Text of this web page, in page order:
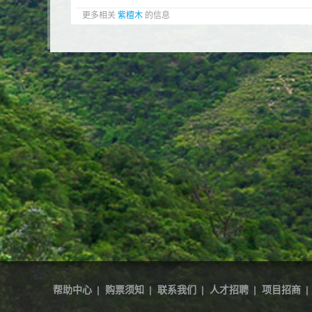
更多相关 紫檀木 的信息
帮助中心 | 购票须知 | 联系我们 | 人才招聘 | 项目招商 |